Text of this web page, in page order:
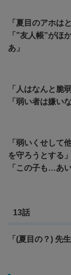
「夏目のアホは
「”友人帳”がほ
あ」
「人はなんと脆
「弱い者は嫌い
「弱いくせして
を守ろうとする」
「この子も…あ
13話
「(夏目の？) 先